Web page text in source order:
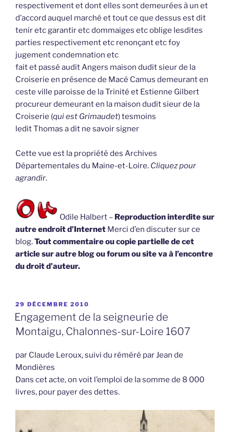
respectivement et dont elles sont demeurées à un et
d’accord auquel marché et tout ce que dessus est dit
tenir etc garantir etc dommaiges etc oblige lesdites
parties respectivement etc renonçant etc foy
jugement condemnation etc
fait et passé audit Angers maison dudit sieur de la
Croiserie en présence de Macé Camus demeurant en
ceste ville paroisse de la Trinité et Estienne Gilbert
procureur demeurant en la maison dudit sieur de la
Croiserie (qui est Grimaudet) tesmoins
ledit Thomas a dit ne savoir signer
Cette vue est la propriété des Archives
Départementales du Maine-et-Loire. Cliquez pour
agrandir.
Odile Halbert – Reproduction interdite sur
autre endroit d’Internet Merci d’en discuter sur ce
blog.Tout commentaire ou copie partielle de cet
article sur autre blog ou forum ou site va à l’encontre
du droit d’auteur.
PUBLIÉ
LE
29 DÉCEMBRE 2010
Engagement de la seigneurie de
Montaigu, Chalonnes-sur-Loire 1607
par Claude Leroux, suivi du réméré par Jean de
Mondières
Dans cet acte, on voit l’emploi de la somme de 8 000
livres, pour payer des dettes.